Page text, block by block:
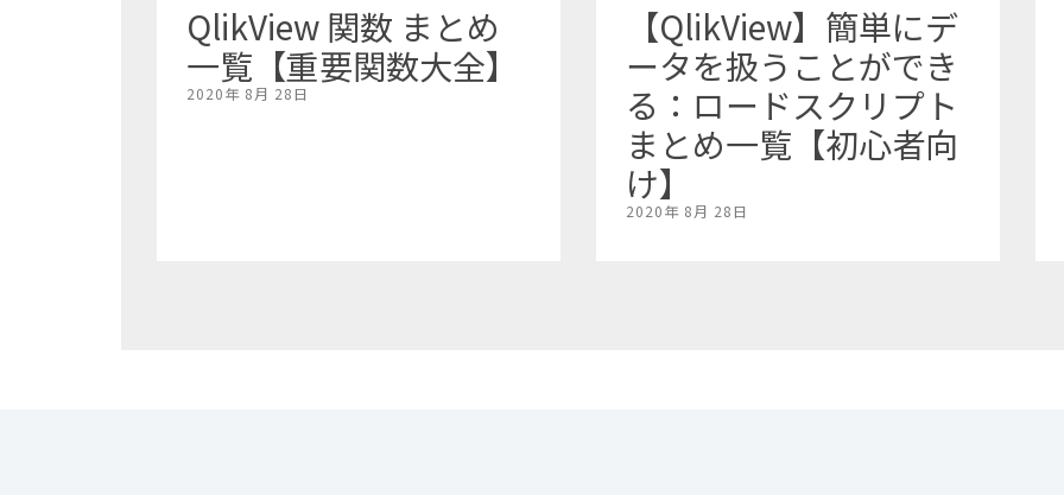
QlikView 関数 まとめ
一覧【重要関数大全】
2020年 8月 28日
【QlikView】簡単にデ
ータを扱うことができ
る：ロードスクリプト
まとめ一覧【初心者向
け】
2020年 8月 28日